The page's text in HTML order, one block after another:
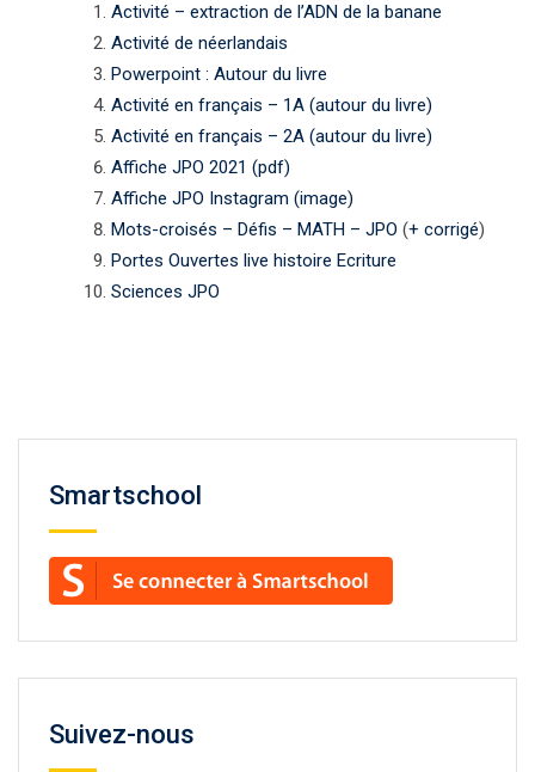
Activité – extraction de l’ADN de la banane
Activité de néerlandais
Powerpoint : Autour du livre
Activité en français – 1A (autour du livre)
Activité en français – 2A (autour du livre)
Affiche JPO 2021 (pdf)
Affiche JPO Instagram (image)
Mots-croisés – Défis – MATH – JPO (+ corrigé)
Portes Ouvertes live histoire Ecriture
Sciences JPO
Smartschool
Suivez-nous